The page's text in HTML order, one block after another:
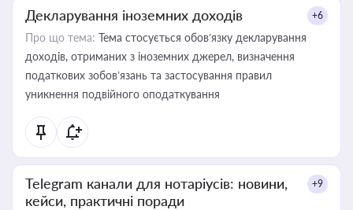
Декларування іноземних доходів +6
Про що тема: Тема стосується обов’язку декларування
доходів, отриманих з іноземних джерел, визначення
податкових зобов’язань та застосування правил
уникнення подвійного оподаткування
Telegram канали для нотаріусів: новини,
кейси, практичні поради
+9